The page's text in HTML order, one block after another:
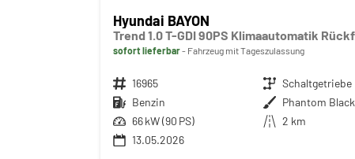
Hyundai BAYON
sofort lieferbar Fahrzeug mit Tageszulassung
Fahrzeugnr. 16965 Getriebe Schaltgetriebe
Kraftstoff Benzin Außenfarbe Phantom Black
Leistung 66 kW (90 PS) Kilometerstand 2 km
13.05.2026